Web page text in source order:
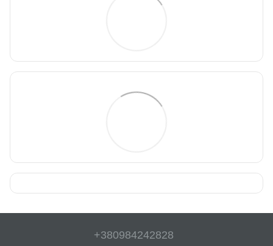
+380984242828